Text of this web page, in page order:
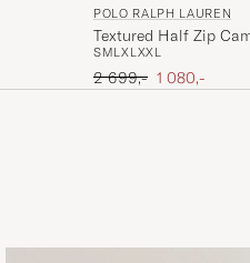
POLO RALPH LAUREN
Textured Half Zip
SMLXL XXL
Ordinær pris
2 699,- Nedsatt pris
1 080,-